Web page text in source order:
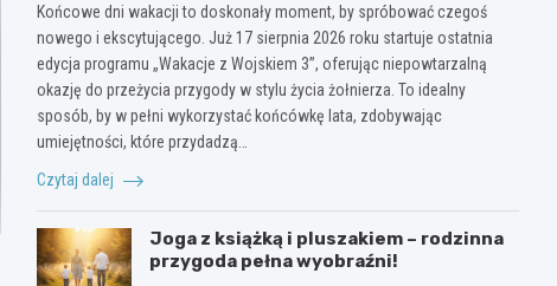
Końcowe dni wakacji to doskonały moment, by spróbować czegoś
nowego i ekscytującego. Już 17 sierpnia 2026 roku startuje ostatnia
edycja programu „Wakacje z Wojskiem 3”, oferując niepowtarzalną
okazję do przeżycia przygody w stylu życia żołnierza. To idealny
sposób, by w pełni wykorzystać końcówkę lata, zdobywając
umiejętności, które przydadzą…
Czytaj dalej
Joga z książką i pluszakiem – rodzinna
przygoda pełna wyobraźni!